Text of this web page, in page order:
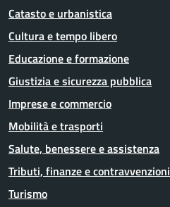
Catasto e urbanistica
Cultura e tempo libero
Educazione e formazione
Giustizia e sicurezza pubblica
Imprese e commercio
Mobilità e trasporti
Salute, benessere e assistenza
Tributi, finanze e contravvenzioni
Turismo